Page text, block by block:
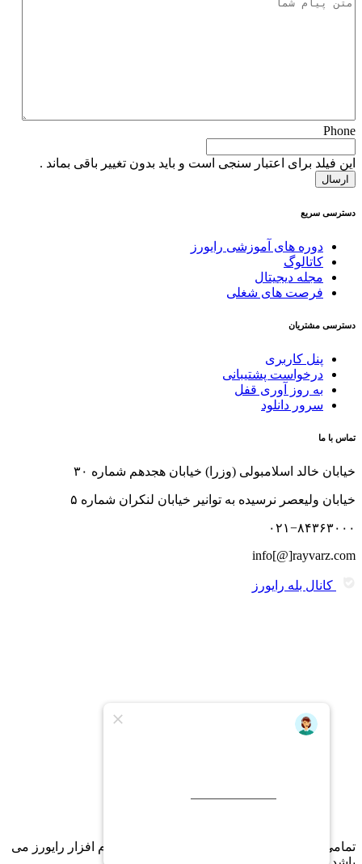
Phone
این فیلد برای اعتبار سنجی است و باید بدون تغییر باقی بماند .
دسترسی سریع
دوره های آموزشی رایورز
کاتالوگ
مجله دیجیتال
فرصت های شغلی
دسترسی مشتریان
پنل کاربری
درخواست پشتیبانی
به روز آوری قفل
سرور دانلود
تماس با ما
خیابان خالد اسلامبولی (وزرا) خیابان هجدهم شماره ۳۰
خیابان ولیعصر نرسیده به توانیر خیابان لنکران شماره ۵
۰۲۱−۸۴۳۶۳۰۰۰
info[@]rayvarz.com
کانال بله رایورز
تمامی امتیاز سایت متعلق به شرکت مهندسی نرم افزار رایورز می